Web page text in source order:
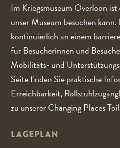
Im Kriegsmuseum Overloon ist
unser Museum besuchen
kontinuierlich an einem
für Besucherinnen und
Mobilitäts- und
Seite finden Sie praktische
Erreichbarkeit,
zu unserer Changing Places
LAGEPLAN